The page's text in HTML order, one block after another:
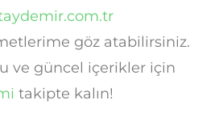
göz atabilirsiniz.
ve güncel içerikler için
takipte kalın!